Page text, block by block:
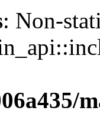
: Non-